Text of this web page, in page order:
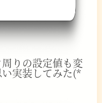
りの設定値も変
実装してみた(*